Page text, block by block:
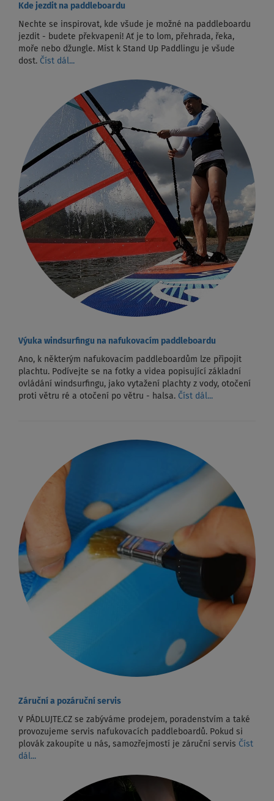
Kde jezdit na paddleboardu
Nechte se inspirovat, kde všude je možné na paddleboardu
jezdit - budete překvapeni! Ať je to lom, přehrada, řeka,
moře nebo džungle. Míst k Stand Up Paddlingu je všude
dost. Číst dál...
Výuka windsurfingu na nafukovacím paddleboardu
Ano, k některým nafukovacím paddleboardům lze připojit
plachtu. Podívejte se na fotky a videa popisující základní
ovládání windsurfingu, jako vytažení plachty z vody, otočení
proti větru ré a otočení po větru - halsa. Číst dál...
Záruční a pozáruční servis
V PÁDLUJTE.CZ se zabýváme prodejem, poradenstvím a také
provozujeme servis nafukovacích paddleboardů. Pokud si
plovák zakoupíte u nás, samozřejmostí je záruční servis Číst
dál...